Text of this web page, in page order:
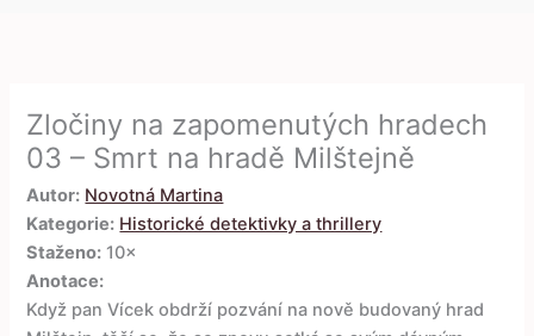
Zločiny na zapomenutých hradech
03 – Smrt na hradě Milštejně
Autor: Novotná Martina
Kategorie: Historické detektivky a thrillery
Staženo: 10×
Anotace:
Když pan Vícek obdrží pozvání na nově budovaný hrad